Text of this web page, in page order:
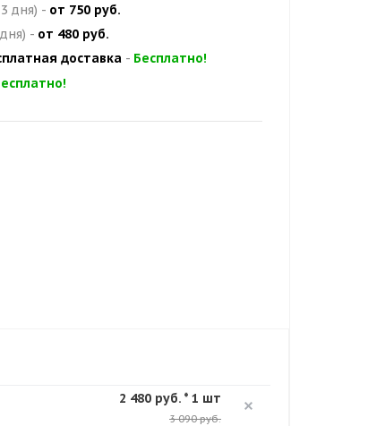
дня) - от 750 руб.
- от 480 руб.
доставка - Бесплатно!
2 480 руб. * 1 шт
3 090 руб.